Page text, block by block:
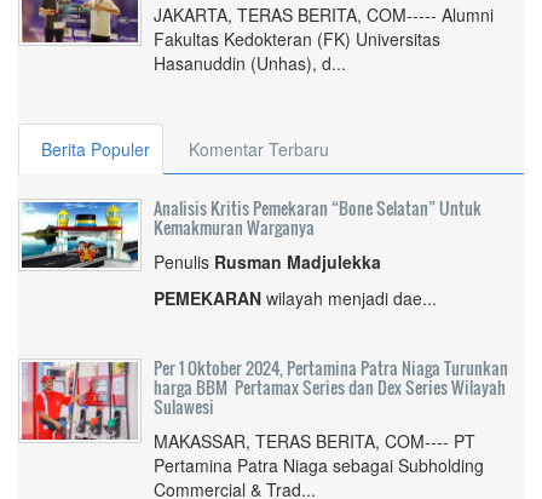
JAKARTA, TERAS BERITA, COM----- Alumni
Fakultas Kedokteran (FK) Universitas
Hasanuddin (Unhas), d...
Berita Populer Komentar Terbaru
Analisis Kritis Pemekaran “Bone Selatan” Untuk
Kemakmuran Warganya
Penulis Rusman Madjulekka
PEMEKARAN wilayah menjadi dae...
Per 1 Oktober 2024, Pertamina Patra Niaga Turunkan
harga BBM Pertamax Series dan Dex Series Wilayah
Sulawesi
MAKASSAR, TERAS BERITA, COM---- PT
Pertamina Patra Niaga sebagai Subholding
Commercial & Trad...